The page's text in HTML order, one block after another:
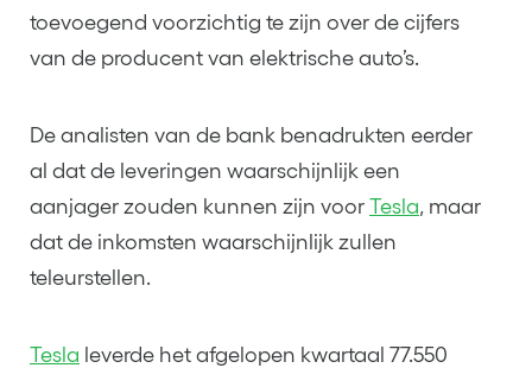
toevoegend voorzichtig te zijn over de cijfers
van de producent van elektrische auto’s.
De analisten van de bank benadrukten eerder
al dat de leveringen waarschijnlijk een
aanjager zouden kunnen zijn voor Tesla, maar
dat de inkomsten waarschijnlijk zullen
teleurstellen.
Tesla leverde het afgelopen kwartaal 77.550